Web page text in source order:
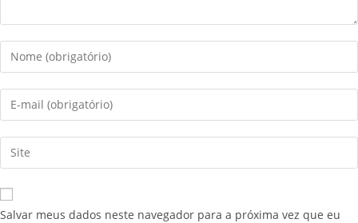
Salvar meus dados neste navegador para a próxima vez que eu